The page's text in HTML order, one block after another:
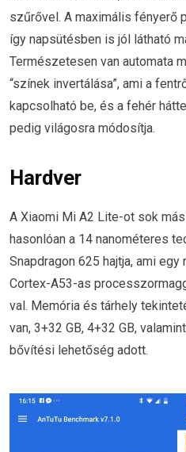
szűrővel. A maximális fényerő
így napsütésben is jól látható
Természetesen van automata
“színek invertálása”, ami a
kapcsolható be, és a fehér
pedig világosra módosítja.
Hardver
A Xiaomi Mi A2 Lite-ot sok
hasonlóan a 14 nanométeres
Snapdragon 625 hajtja, ami
Cortex-A53-as
val. Memória és tárhely
van, 3+32 GB, 4+32 GB,
bővítési lehetőség adott.